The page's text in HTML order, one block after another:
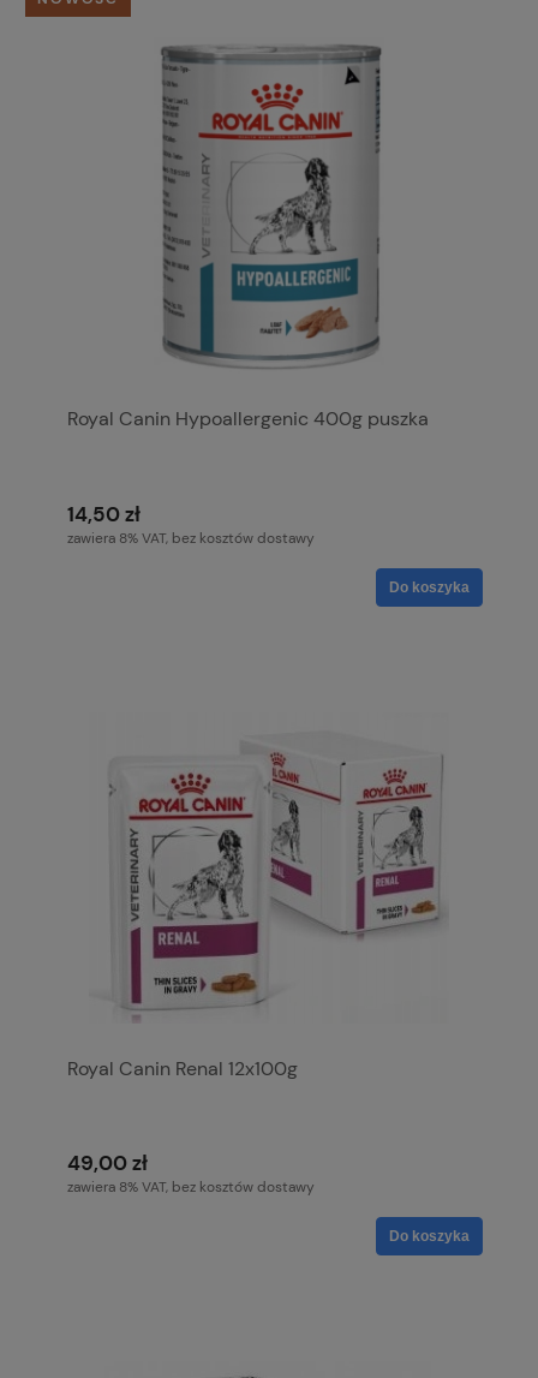
Royal Canin Hypoallergenic 400g puszka
14,50 zł
zawiera 8% VAT, bez kosztów dostawy
Do koszyka
Royal Canin Renal 12x100g
49,00 zł
zawiera 8% VAT, bez kosztów dostawy
Do koszyka